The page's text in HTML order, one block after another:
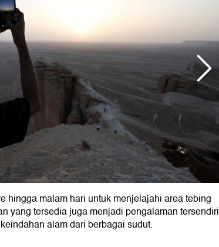
hingga malam hari untuk menjelajahi area tebing
yang tersedia juga menjadi pengalaman tersendiri
alam dari berbagai sudut.